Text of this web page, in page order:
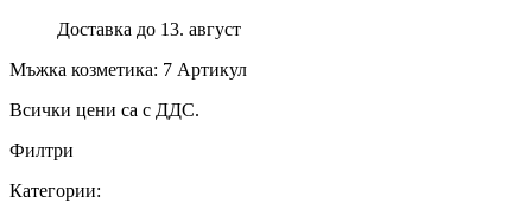
Доставка до 13. август
Мъжка козметика: 7 Артикул
Всички цени са с ДДС.
Филтри
Категории: